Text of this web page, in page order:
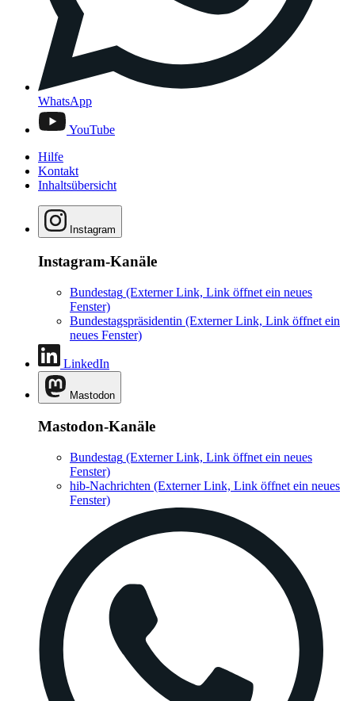
WhatsApp
YouTube
Hilfe
Kontakt
Inhaltsübersicht
Instagram
Instagram-Kanäle
Bundestag (Externer Link, Link öffnet ein neues
Fenster)
Bundestagspräsidentin (Externer Link, Link öffnet ein
neues Fenster)
LinkedIn
Mastodon
Mastodon-Kanäle
Bundestag (Externer Link, Link öffnet ein neues
Fenster)
hib-Nachrichten (Externer Link, Link öffnet ein neues
Fenster)